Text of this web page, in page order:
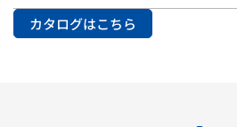
カタログはこちら